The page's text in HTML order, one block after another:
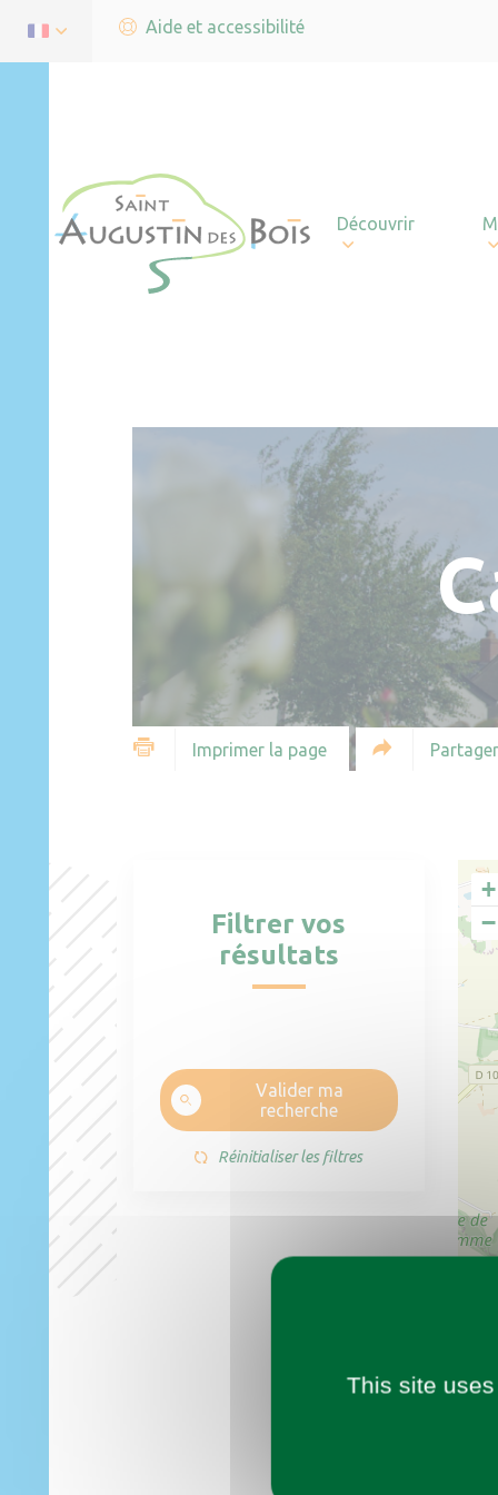
Aide et accessibilité
Découvrir
Imprimer la page
Filtrer vos
résultats
Valider ma
recherche
Réinitialiser les filtres
4
30
+
−
This site